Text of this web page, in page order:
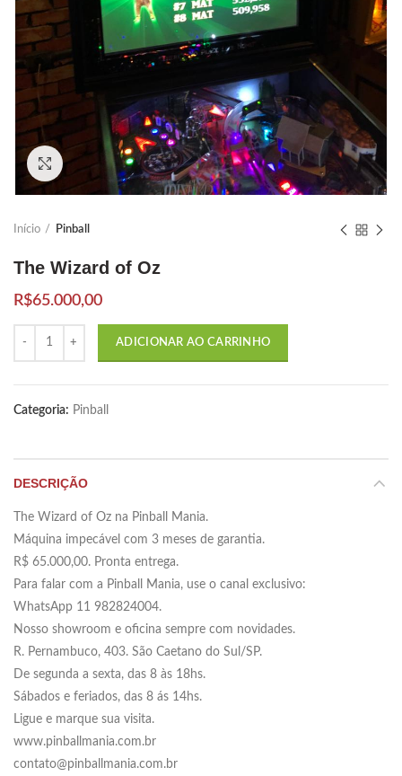
Click to enlarge
Início Pinball
The Wizard of Oz
R$65.000,00
Quantidade
ADICIONAR AO CARRINHO
Categoria: Pinball
DESCRIÇÃO
The Wizard of Oz na Pinball Mania.
Máquina impecável com 3 meses de garantia.
R$ 65.000,00. Pronta entrega.
Para falar com a Pinball Mania, use o canal exclusivo:
WhatsApp 11 982824004.
Nosso showroom e oficina sempre com novidades.
R. Pernambuco, 403. São Caetano do Sul/SP.
De segunda a sexta, das 8 às 18hs.
Sábados e feriados, das 8 ás 14hs.
Ligue e marque sua visita.
www.pinballmania.com.br
contato@pinballmania.com.br